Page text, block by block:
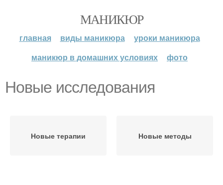
МАНИКЮР
главная виды маникюра
уроки маникюра
маникюр в домашних условиях
фото
Новые исследования
Новые терапии Новые методы